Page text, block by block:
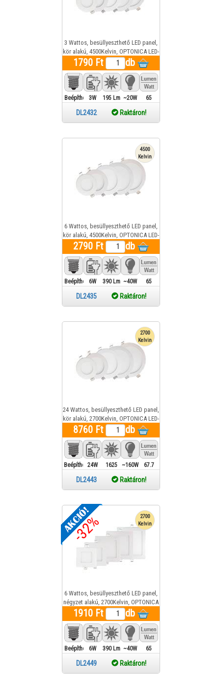
3 Wattos, besüllyeszthető LED panel,
kör alakú, 4500Kelvin, OPTONICA LED-
DL2432 1 év gar.
1790 Ft db
Beépíthető3W 195 Lm ~20W 65
DL2432 Raktáron!
4500
Kelvin
6 Wattos, besüllyeszthető LED panel,
kör alakú, 4500Kelvin, OPTONICA LED-
DL2435 1 év gar.
2790 Ft db
Beépíthető6W 390 Lm ~40W 65
DL2435 Raktáron!
2700
Kelvin
24 Wattos, besüllyeszthető LED panel,
kör alakú, 2700Kelvin, OPTONICA LED-
DL2443 1 év gar.
8760 Ft db
Beépíthető24W
1625
~160W 67.7
DL2443 Raktáron!
-32%
2700
Kelvin
6 Wattos, besüllyeszthető LED panel,
négyzet alakú, 2700Kelvin, OPTONICA
LED-DL2449 1 év gar.
1910 Ft db
Beépíthető6W 390 Lm ~40W 65
DL2449 Raktáron!